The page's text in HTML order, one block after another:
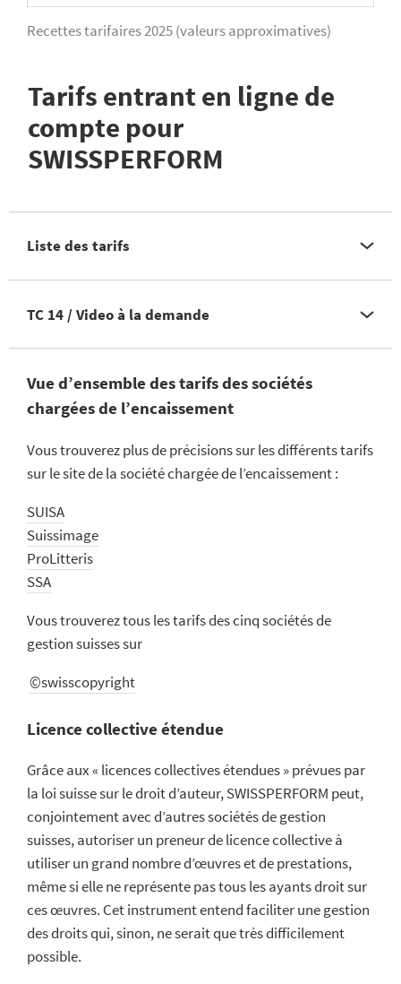
Recettes tarifaires 2025 (valeurs approximatives)
Tarifs entrant en ligne de
compte pour
SWISSPERFORM
Liste des tarifs
TC 14 / Video à la demande
Vue d’ensemble des tarifs des sociétés
chargées de l’encaissement
Vous trouverez plus de précisions sur les différents tarifs
sur le site de la société chargée de l’encaissement :
SUISA
Suissimage
ProLitteris
SSA
Vous trouverez tous les tarifs des cinq sociétés de
gestion suisses sur
©swisscopyright
Licence collective étendue
Grâce aux « licences collectives étendues » prévues par
la loi suisse sur le droit d’auteur, SWISSPERFORM peut,
conjointement avec d’autres sociétés de gestion
suisses, autoriser un preneur de licence collective à
utiliser un grand nombre d’œuvres et de prestations,
même si elle ne représente pas tous les ayants droit sur
ces œuvres. Cet instrument entend faciliter une gestion
des droits qui, sinon, ne serait que très difficilement
possible.